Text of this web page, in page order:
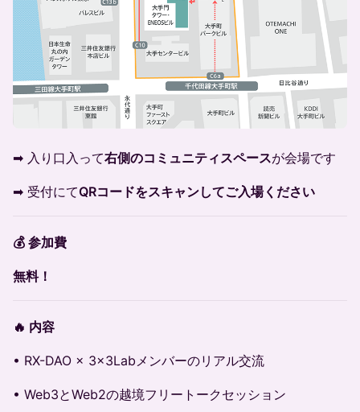
➡ 入り口入って右側のコミュニティスペースが会場です
➡ 受付にてQRコードをスキャンしてご入場ください
💰 参加費
無料！
🔥 内容
• RX-DAO × 3×3Labメンバーのリアル交流
• Web3とWeb2の越境フリートークセッション